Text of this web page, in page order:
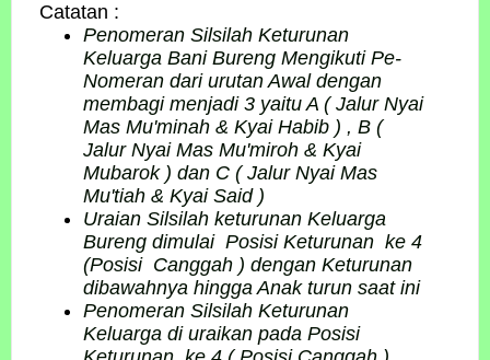
Catatan :
Penomeran Silsilah Keturunan
Keluarga Bani Bureng Mengikuti Pe-
Nomeran dari urutan Awal dengan
membagi menjadi 3 yaitu A ( Jalur Nyai
Mas Mu'minah & Kyai Habib ) , B (
Jalur Nyai Mas Mu'miroh & Kyai
Mubarok ) dan C ( Jalur Nyai Mas
Mu'tiah & Kyai Said )
Uraian Silsilah keturunan Keluarga
Bureng dimulai Posisi Keturunan ke 4
(Posisi Canggah ) dengan Keturunan
dibawahnya hingga Anak turun saat ini
Penomeran Silsilah Keturunan
Keluarga di uraikan pada Posisi